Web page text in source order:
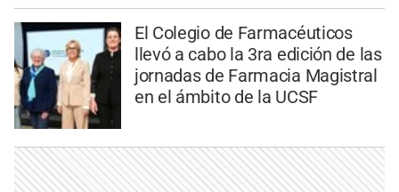
El Colegio de Farmacéuticos
llevó a cabo la 3ra edición de las
jornadas de Farmacia Magistral
en el ámbito de la UCSF